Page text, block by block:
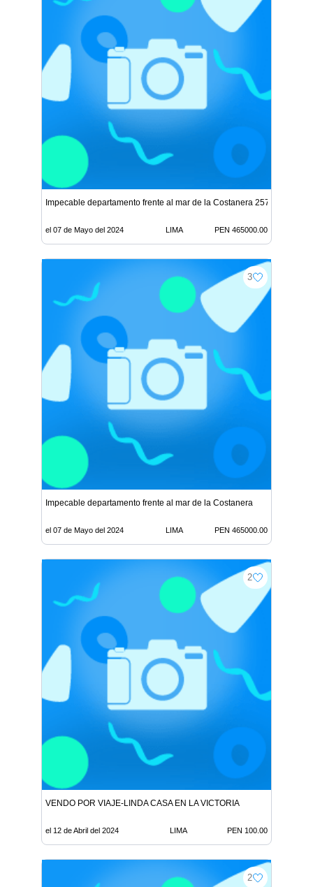
Impecable departamento frente al mar de la Costanera 2576
el 07 de Mayo del 2024 LIMA PEN 465000.00
3
Impecable departamento frente al mar de la Costanera
el 07 de Mayo del 2024 LIMA PEN 465000.00
2
VENDO POR VIAJE-LINDA CASA EN LA VICTORIA
el 12 de Abril del 2024 LIMA PEN 100.00
2